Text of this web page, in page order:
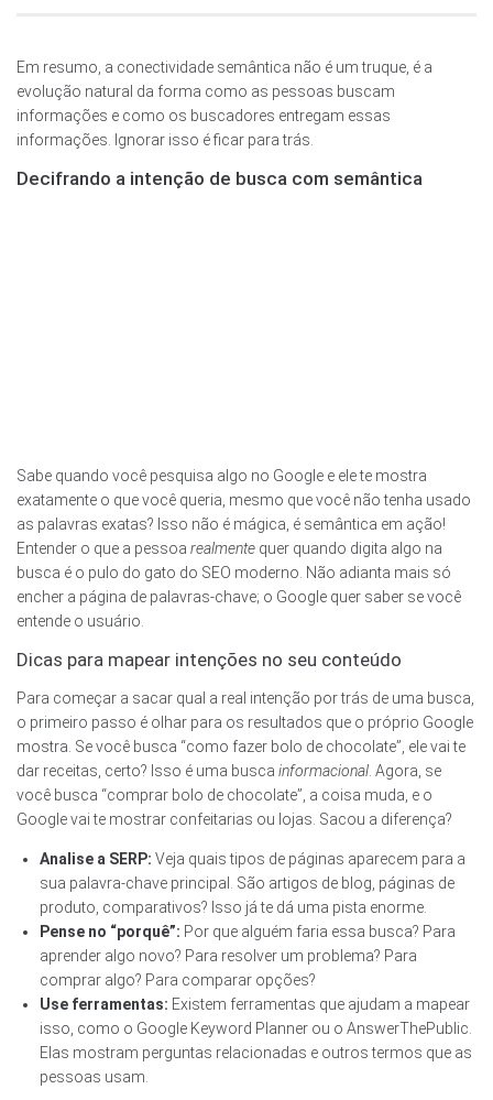
Em resumo, a conectividade semântica não é um truque, é a
evolução natural da forma como as pessoas buscam
informações e como os buscadores entregam essas
informações. Ignorar isso é ficar para trás.
Decifrando a intenção de busca com semântica
Sabe quando você pesquisa algo no Google e ele te mostra
exatamente o que você queria, mesmo que você não tenha usado
as palavras exatas? Isso não é mágica, é semântica em ação!
Entender o que a pessoa realmente quer quando digita algo na
busca é o pulo do gato do SEO moderno. Não adianta mais só
encher a página de palavras-chave; o Google quer saber se você
entende o usuário.
Dicas para mapear intenções no seu conteúdo
Para começar a sacar qual a real intenção por trás de uma busca,
o primeiro passo é olhar para os resultados que o próprio Google
mostra. Se você busca “como fazer bolo de chocolate”, ele vai te
dar receitas, certo? Isso é uma busca informacional. Agora, se
você busca “comprar bolo de chocolate”, a coisa muda, e o
Google vai te mostrar confeitarias ou lojas. Sacou a diferença?
Analise a SERP: Veja quais tipos de páginas aparecem para a
sua palavra-chave principal. São artigos de blog, páginas de
produto, comparativos? Isso já te dá uma pista enorme.
Pense no “porquê”: Por que alguém faria essa busca? Para
aprender algo novo? Para resolver um problema? Para
comprar algo? Para comparar opções?
Use ferramentas: Existem ferramentas que ajudam a mapear
isso, como o Google Keyword Planner ou o AnswerThePublic.
Elas mostram perguntas relacionadas e outros termos que as
pessoas usam.